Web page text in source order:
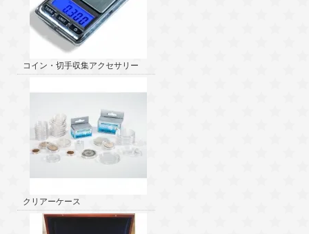
コイン・切手収集アクセサリー
クリアーケース